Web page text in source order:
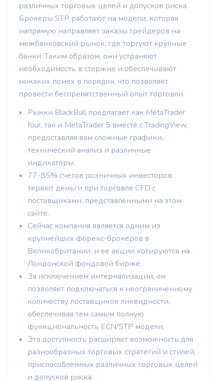
различных торговых целей и допусков риска.
Брокеры STP работают на модели, которая
напрямую направляет заказы трейдеров на
межбанковский рынок, где торгуют крупные
банки. Таким образом, они устраняют
необходимость в стержне и обеспечивают
никаких помех в порядок, что позволяет
провести беспрепятственный опыт торговли.
Рынки BlackBull предлагает как MetaTrader
four, так и MetaTrader 5 вместе с TradingView,
предоставляя вам сложные графики,
технический анализ и различные
индикаторы.
77-85% счетов розничных инвесторов
теряют деньги при торговле CFD с
поставщиками, представленными на этом
сайте.
Сейчас компания является одним из
крупнейших форекс-брокеров в
Великобритании, и ее акции котируются на
Лондонской фондовой бирже.
За исключением интернализации, он
позволяет подключаться к неограниченному
количеству поставщиков ликвидности,
обеспечивая тем самым полную
функциональность ECN/STP модели.
Эта доступность расширяет возможность для
разнообразных торговых стратегий и стилей,
приспособленных различных торговых целей
и допусков риска.